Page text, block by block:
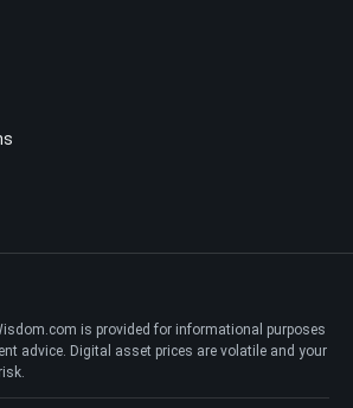
is provided for informational purposes
advice. Digital asset prices are volatile and your